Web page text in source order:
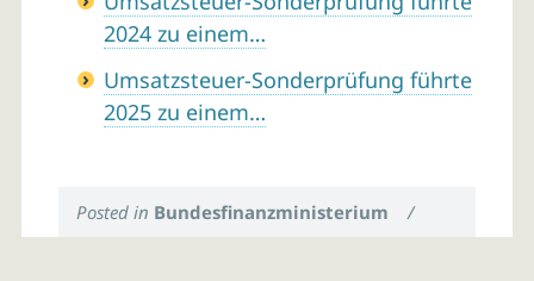
2024 zu einem…
Umsatzsteuer-Sonderprüfung führte
2025 zu einem…
Posted in Bundesfinanzministerium /